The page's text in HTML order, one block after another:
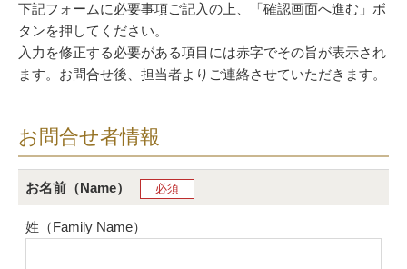
下記フォームに必要事項ご記入の上、「確認画面へ進む」ボ
タンを押してください。
入力を修正する必要がある項目には赤字でその旨が表示され
ます。お問合せ後、担当者よりご連絡させていただきます。
お問合せ者情報
お名前（Name） 必須
姓（Family Name）